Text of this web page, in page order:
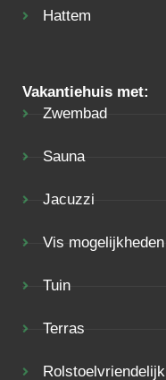
Hattem
Vakantiehuis met:
Zwembad
Sauna
Jacuzzi
Vis mogelijkheden
Tuin
Terras
Rolstoelvriendelijk